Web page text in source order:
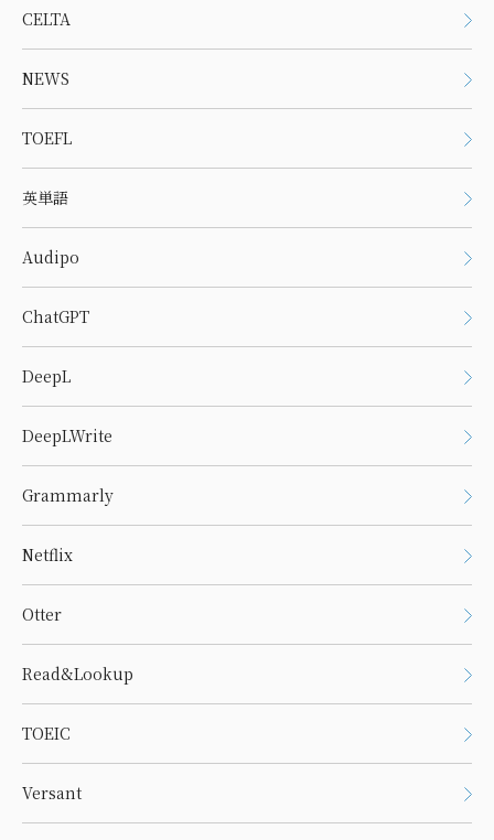
CELTA
NEWS
TOEFL
英単語
Audipo
ChatGPT
DeepL
DeepLWrite
Grammarly
Netflix
Otter
Read&Lookup
TOEIC
Versant